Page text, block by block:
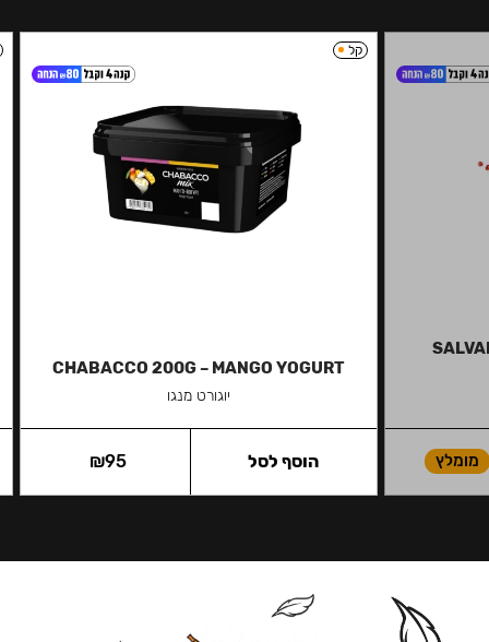
מומלץ
קל
CHABACCO 200G – MANGO YOGURT
יוגורט מנגו
₪95 הוסף לסל